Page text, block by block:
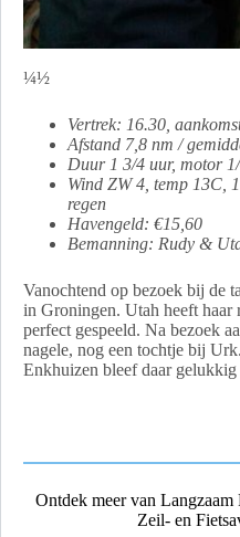
¼½
Vertrek: 16.30,
Afstand 7,8 nm /
Duur 1 3/4 uur, motor
Wind ZW 4, temp 13C,
regen
Havengeld: €15,60
Bemanning: Rudy &
Vanochtend op bezoek bij de
in Groningen. Utah heeft haar
perfect gespeeld. Na bezoek
nagele, nog een tochtje bij
Enkhuizen bleef daar gelukkig
Ontdek meer van
Zeil- en